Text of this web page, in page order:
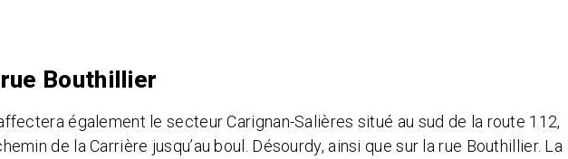
Bouthillier
également le secteur Carignan-Salières situé au sud de la route 112,
de la Carrière jusqu’au boul. Désourdy, ainsi que sur la rue Bouthillier. La